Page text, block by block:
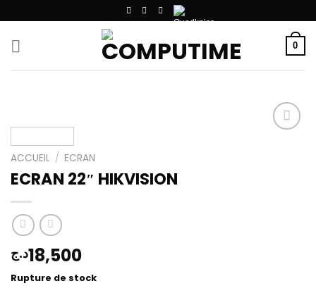
au
contenu
0
ACCUEIL / ECRAN
ECRAN 22″ HIKVISION
18,500د.ج
Rupture de stock